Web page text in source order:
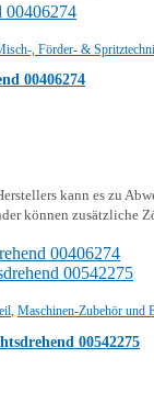
, Förder- &
00406274
kann es zu
können zusätzliche
, Maschinen-Zubehör und
00542275